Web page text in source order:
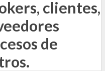
clientes,
de